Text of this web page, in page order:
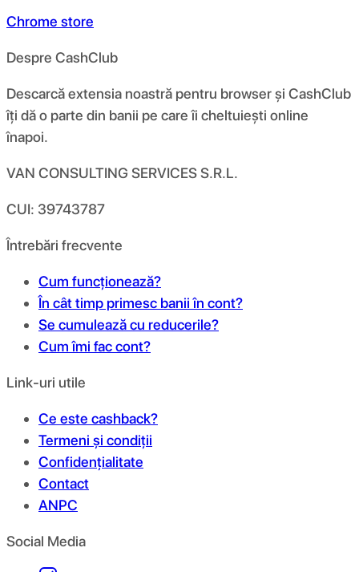
Chrome store
Despre CashClub
Descarcă extensia noastră pentru browser și CashClub
îți dă o parte din banii pe care îi cheltuiești online
înapoi.
VAN CONSULTING SERVICES S.R.L.
CUI: 39743787
Întrebări frecvente
Cum funcționează?
În cât timp primesc banii în cont?
Se cumulează cu reducerile?
Cum îmi fac cont?
Link-uri utile
Ce este cashback?
Termeni și condiții
Confidențialitate
Contact
ANPC
Social Media